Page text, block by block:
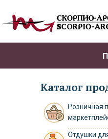
Каталог
Розничная
Отдушки